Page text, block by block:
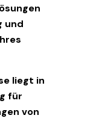
und
liegt in
für
von